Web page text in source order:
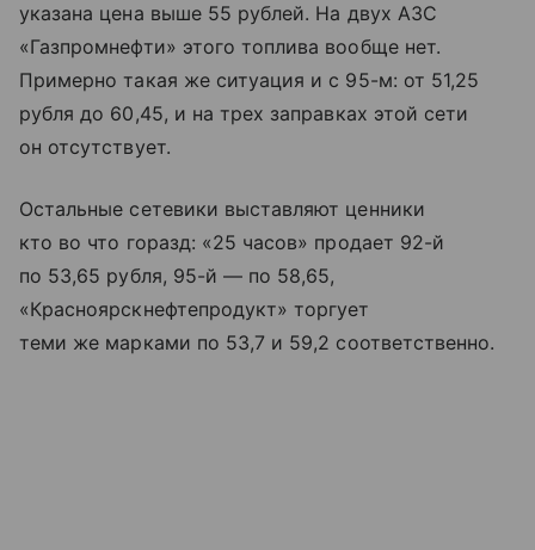
указана цена выше 55 рублей. На двух АЗС
«Газпромнефти» этого топлива вообще нет.
Примерно такая же ситуация и с 95-м: от 51,25
рубля до 60,45, и на трех заправках этой сети
он отсутствует.
Остальные сетевики выставляют ценники
кто во что горазд: «25 часов» продает 92-й
по 53,65 рубля, 95-й — по 58,65,
«Красноярскнефтепродукт» торгует
теми же марками по 53,7 и 59,2 соответственно.